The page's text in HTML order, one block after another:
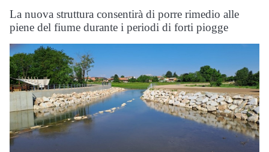
La nuova struttura consentirà di porre rimedio alle
piene del fiume durante i periodi di forti piogge